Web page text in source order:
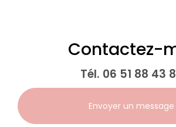
Contactez-
Tél. 06 51 88 43
Envoyer un message